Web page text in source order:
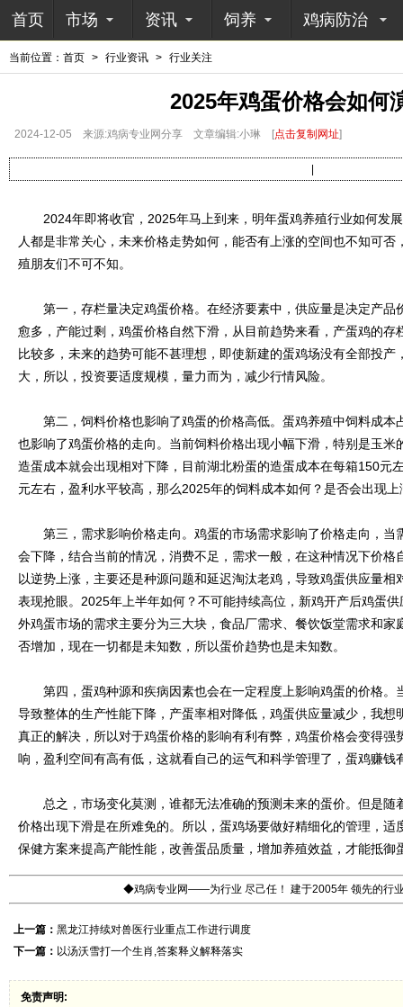
首页 市场 资讯 饲养 鸡病防治
当前位置： 首页 > 行业资讯 > 行业关注
2025年鸡蛋价格会如何
2024-12-05 来源:鸡病专业网分享 文章编辑:小琳 [点击复制网址]
2024年即将收官，2025年马上到来，明年蛋鸡养殖行业如何发
人都是非常关心，未来价格走势如何，能否有上涨的空间也不知可
殖朋友们不可不知。
第一，存栏量决定鸡蛋价格。在经济要素中，供应量是决定产品
愈多，产能过剩，鸡蛋价格自然下滑，从目前趋势来看，产蛋鸡的存
比较多，未来的趋势可能不甚理想，即使新建的蛋鸡场没有全部投
大，所以，投资要适度规模，量力而为，减少行情风险。
第二，饲料价格也影响了鸡蛋的价格高低。蛋鸡养殖中饲料成本
也影响了鸡蛋价格的走向。当前饲料价格出现小幅下滑，特别是玉米
造蛋成本就会出现相对下降，目前湖北粉蛋的造蛋成本在每箱150元
元左右，盈利水平较高，那么2025年的饲料成本如何？是否会出现
第三，需求影响价格走向。鸡蛋的市场需求影响了价格走向，当
会下降，结合当前的情况，消费不足，需求一般，在这种情况下价
以逆势上涨，主要还是种源问题和延迟淘汰老鸡，导致鸡蛋供应量
表现抢眼。2025年上半年如何？不可能持续高位，新鸡开产后鸡蛋
外鸡蛋市场的需求主要分为三大块，食品厂需求、餐饮饭堂需求和家
否增加，现在一切都是未知数，所以蛋价趋势也是未知数。
第四，蛋鸡种源和疾病因素也会在一定程度上影响鸡蛋的价格。
导致整体的生产性能下降，产蛋率相对降低，鸡蛋供应量减少，我想
真正的解决，所以对于鸡蛋价格的影响有利有弊，鸡蛋价格会变得强
响，盈利空间有高有低，这就看自己的运气和科学管理了，蛋鸡赚钱
总之，市场变化莫测，谁都无法准确的预测未来的蛋价。但是随
价格出现下滑是在所难免的。所以，蛋鸡场要做好精细化的管理，适
保健方案来提高产能性能，改善蛋品质量，增加养殖效益，才能抵御
◆鸡病专业网——为行业 尽己任！ 建于2005年 领先的行
上一篇： 黑龙江持续对兽医行业重点工作进行调度
下一篇： 以汤沃雪打一个生肖,答案释义解释落实
免责声明: